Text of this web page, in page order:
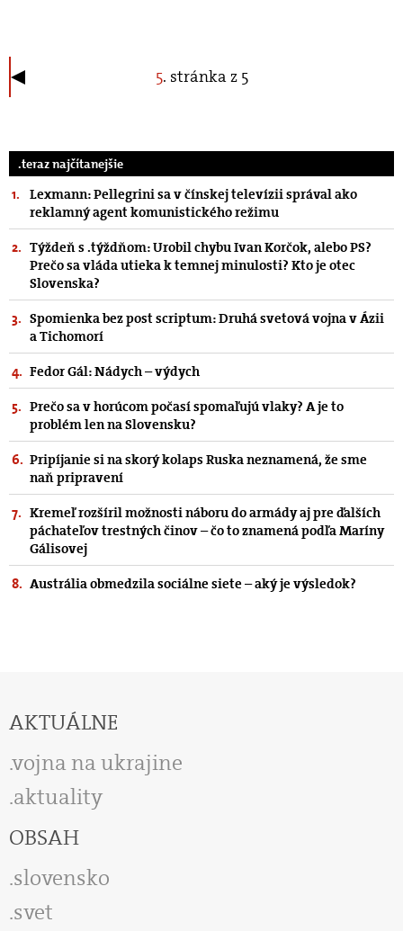
5. stránka z 5
.teraz najčítanejšie
Lexmann: Pellegrini sa v čínskej televízii správal ako
reklamný agent komunistického režimu
Týždeň s .týždňom: Urobil chybu Ivan Korčok, alebo PS?
Prečo sa vláda utieka k temnej minulosti? Kto je otec
Slovenska?
Spomienka bez post scriptum: Druhá svetová vojna v Ázii
a Tichomorí
Fedor Gál: Nádych – výdych
Prečo sa v horúcom počasí spomaľujú vlaky? A je to
problém len na Slovensku?
Pripíjanie si na skorý kolaps Ruska neznamená, že sme
naň pripravení
Kremeľ rozšíril možnosti náboru do armády aj pre ďalších
páchateľov trestných činov – čo to znamená podľa Maríny
Gálisovej
Austrália obmedzila sociálne siete – aký je výsledok?
AKTUÁLNE
vojna na ukrajine
aktuality
OBSAH
slovensko
svet